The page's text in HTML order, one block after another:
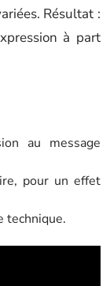
Résultat :
à part
au message
pour un effet
technique.